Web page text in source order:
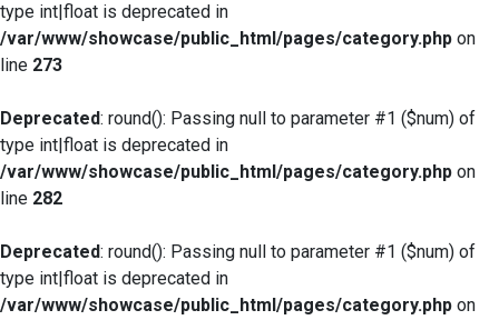
type int|float is deprecated in
/var/www/showcase/public_html/pages/category.php on
line 273
Deprecated: round(): Passing null to parameter #1 ($num) of
type int|float is deprecated in
/var/www/showcase/public_html/pages/category.php on
line 282
Deprecated: round(): Passing null to parameter #1 ($num) of
type int|float is deprecated in
/var/www/showcase/public_html/pages/category.php on